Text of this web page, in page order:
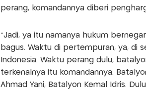
perang, komandannya diberi
"Jadi, ya itu namanya hukum
bagus. Waktu di pertempuran, ya, di
Indonesia. Waktu perang dulu,
terkenalnya itu komandannya.
Ahmad Yani, Batalyon Kemal Idris.